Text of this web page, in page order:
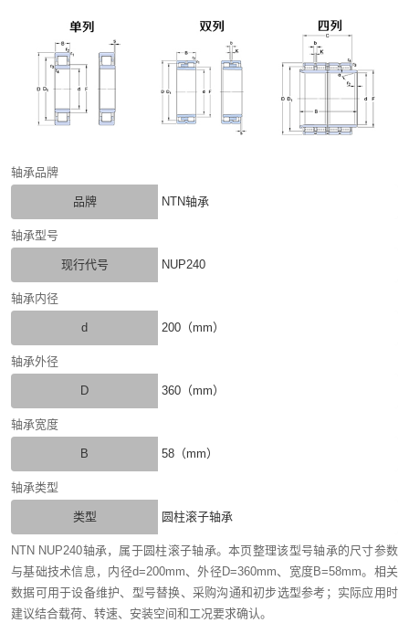
轴承品牌
品牌 NTN轴承
轴承型号
现行代号 NUP240
轴承内径
d 200（mm）
轴承外径
D 360（mm）
轴承宽度
B 58（mm）
轴承类型
类型 圆柱滚子轴承
NTN NUP240轴承，属于圆柱滚子轴承。本页整理该型号轴承的尺寸参数
与基础技术信息，内径d=200mm、外径D=360mm、宽度B=58mm。相关
数据可用于设备维护、型号替换、采购沟通和初步选型参考；实际应用时
建议结合载荷、转速、安装空间和工况要求确认。